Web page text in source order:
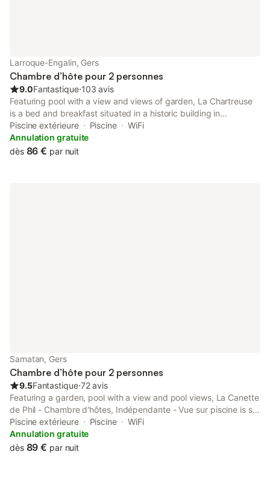
Larroque-Engalin, Gers
Chambre d’hôte pour 2 personnes
9.0Fantastique⋅103 avis
Featuring pool with a view and views of garden, La Chartreuse
is a bed and breakfast situated in a historic building in
Larroque-Engalin, 29 km from Walibi South-West. Boasting full-
day security, this property also provides guests with a picnic
area.
Piscine extérieure Piscine
WiFi
Annulation gratuite
dès 86 € par nuit
Samatan, Gers
Chambre d’hôte pour 2 personnes
9.5Fantastique⋅72 avis
Featuring a garden, pool with a view and pool views, La Canette
de Phil - Chambre d'hôtes, Indépendante - Vue sur piscine is set
in Samatan. This property offers access to a terrace, free
private parking and free WiFi.
Piscine extérieure Piscine
WiFi
Annulation gratuite
dès 89 € par nuit